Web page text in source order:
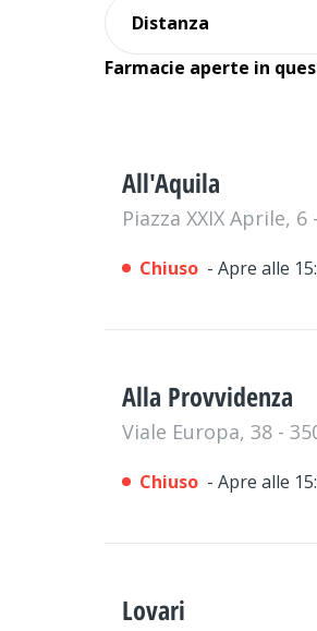
Distanza
Farmacie aperte in
All'Aquila
Piazza XXIX Aprile,
Chiuso - Apre alle
Alla Provvidenza
Viale Europa, 38 -
Chiuso - Apre alle
Lovari